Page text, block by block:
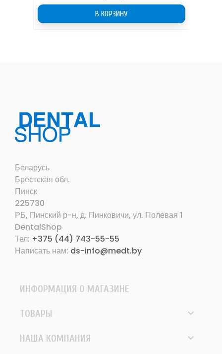
В КОРЗИНУ
Беларусь
Брестская обл.
Пинск
225730
РБ, Пинский р-н, д. Пинковичи, ул. Полевая 1
DentalShop
Тел: +375 (44) 743-55-55
Написать нам: ds-info@medt.by
ИНФОРМАЦИЯ О МАГАЗИНЕ
ТОВАРЫ 
НАША КОМПАНИЯ 